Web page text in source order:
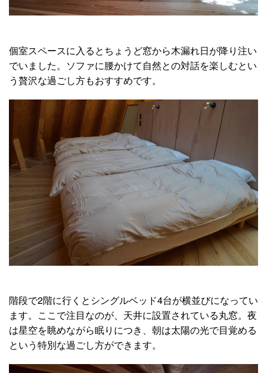
個室スペースに入るとちょうど窓から木漏れ日が降り注い
でいました。ソファに腰かけて自然との対話を楽しむとい
う贅沢な過ごし方もおすすめです。
階段で2階に行くとシングルベッド4台が横並びになってい
ます。ここで注目なのが、天井に設置されている丸窓。夜
は星空を眺めながら眠りにつき、朝は太陽の光で目覚める
という特別な過ごし方ができます。